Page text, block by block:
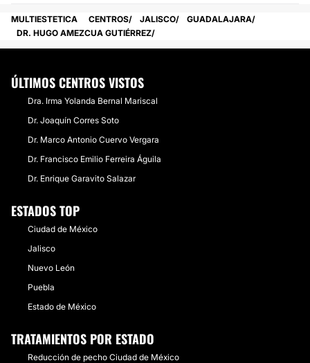
MULTIESTETICA CENTROS JALISCO
GUADALAJARA
DR. HUGO AMEZCUA GUTIÉRREZ
ÚLTIMOS CENTROS VISTOS
Dra. Irma Yolanda Bernal Mariscal
Dr. Joaquín Corres Soto
Dr. Marco Antonio Cuervo Vergara
Dr. Francisco Emilio Ferreira Águila
Dr. Enrique Garavito Salazar
ESTADOS TOP
Ciudad de México
Jalisco
Nuevo León
Puebla
Estado de México
TRATAMIENTOS POR ESTADO
Reducción de pecho Ciudad de México